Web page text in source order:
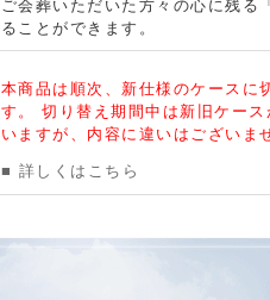
ご会葬いただいた方々の心に残る
ることができます。
本商品は順次、新仕様のケースに
す。 切り替え期間中は新旧ケー
いますが、内容に違いはございま
■ 詳しくはこちら